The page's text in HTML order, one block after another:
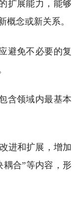
扩展能力，能够
概念或新关系。
避免不必要的复
含领域内最基本
进和扩展，增加
耦合”等内容，形